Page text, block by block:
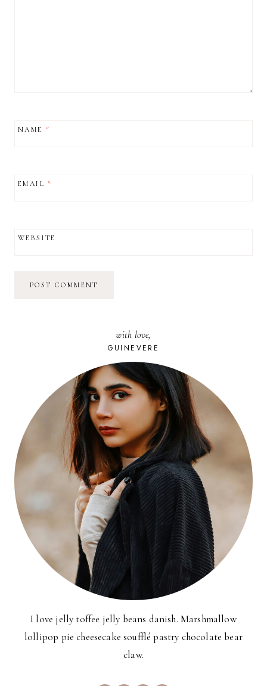
NAME *
EMAIL*
WEBSITE
with love,
GUINEVERE
I love jelly toffee jelly beans danish. Marshmallow
lollipop pie cheesecake soufflé pastry chocolate bear
claw.